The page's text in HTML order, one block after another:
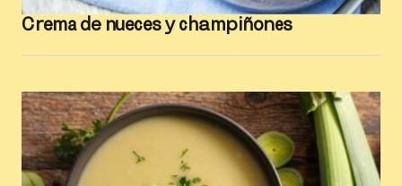
Crema de nueces y champiñones